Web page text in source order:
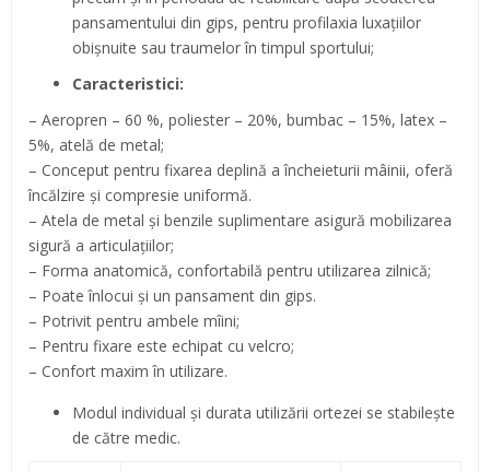
pansamentului din gips, pentru profilaxia luxaţiilor
obișnuite sau traumelor în timpul sportului;
Caracteristici:
– Aeropren – 60 %, poliester – 20%, bumbac – 15%, latex –
5%, atelă de metal;
– Conceput pentru fixarea deplină a încheieturii mâinii, oferă
încălzire și compresie uniformă.
– Atela de metal şi benzile suplimentare asigură mobilizarea
sigură a articulaţiilor;
– Forma anatomică, confortabilă pentru utilizarea zilnică;
– Poate înlocui şi un pansament din gips.
– Potrivit pentru ambele mîini;
– Pentru fixare este echipat cu velcro;
– Confort maxim în utilizare.
Modul individual şi durata utilizării ortezei se stabileşte
de către medic.